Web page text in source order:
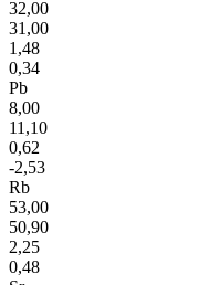
32,00
31,00
1,48
0,34
Pb
8,00
11,10
0,62
-2,53
Rb
53,00
50,90
2,25
0,48